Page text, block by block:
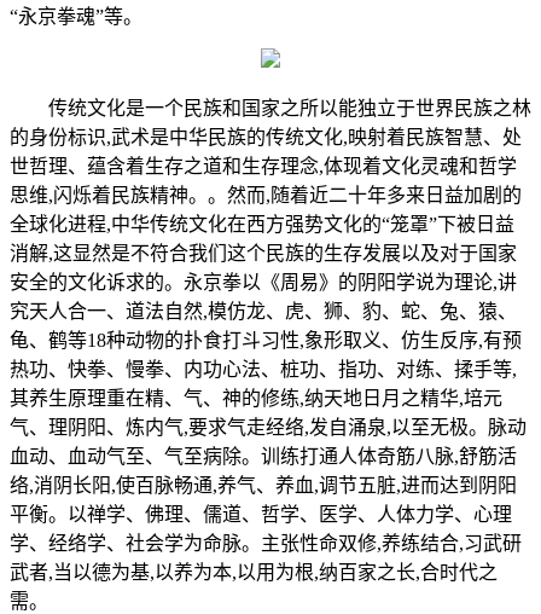
“永京拳魂”等。
传统文化是一个民族和国家之所以能独立于世界民族之林
的身份标识,武术是中华民族的传统文化,映射着民族智慧、处
世哲理、蕴含着生存之道和生存理念,体现着文化灵魂和哲学
思维,闪烁着民族精神。。然而,随着近二十年多来日益加剧的
全球化进程,中华传统文化在西方强势文化的“笼罩”下被日益
消解,这显然是不符合我们这个民族的生存发展以及对于国家
安全的文化诉求的。永京拳以《周易》的阴阳学说为理论,讲
究天人合一、道法自然,模仿龙、虎、狮、豹、蛇、兔、猿、
龟、鹤等18种动物的扑食打斗习性,象形取义、仿生反序,有预
热功、快拳、慢拳、内功心法、桩功、指功、对练、揉手等,
其养生原理重在精、气、神的修练,纳天地日月之精华,培元
气、理阴阳、炼内气,要求气走经络,发自涌泉,以至无极。脉动
血动、血动气至、气至病除。训练打通人体奇筋八脉,舒筋活
络,消阴长阳,使百脉畅通,养气、养血,调节五脏,进而达到阴阳
平衡。以禅学、佛理、儒道、哲学、医学、人体力学、心理
学、经络学、社会学为命脉。主张性命双修,养练结合,习武研
武者,当以德为基,以养为本,以用为根,纳百家之长,合时代之
需。